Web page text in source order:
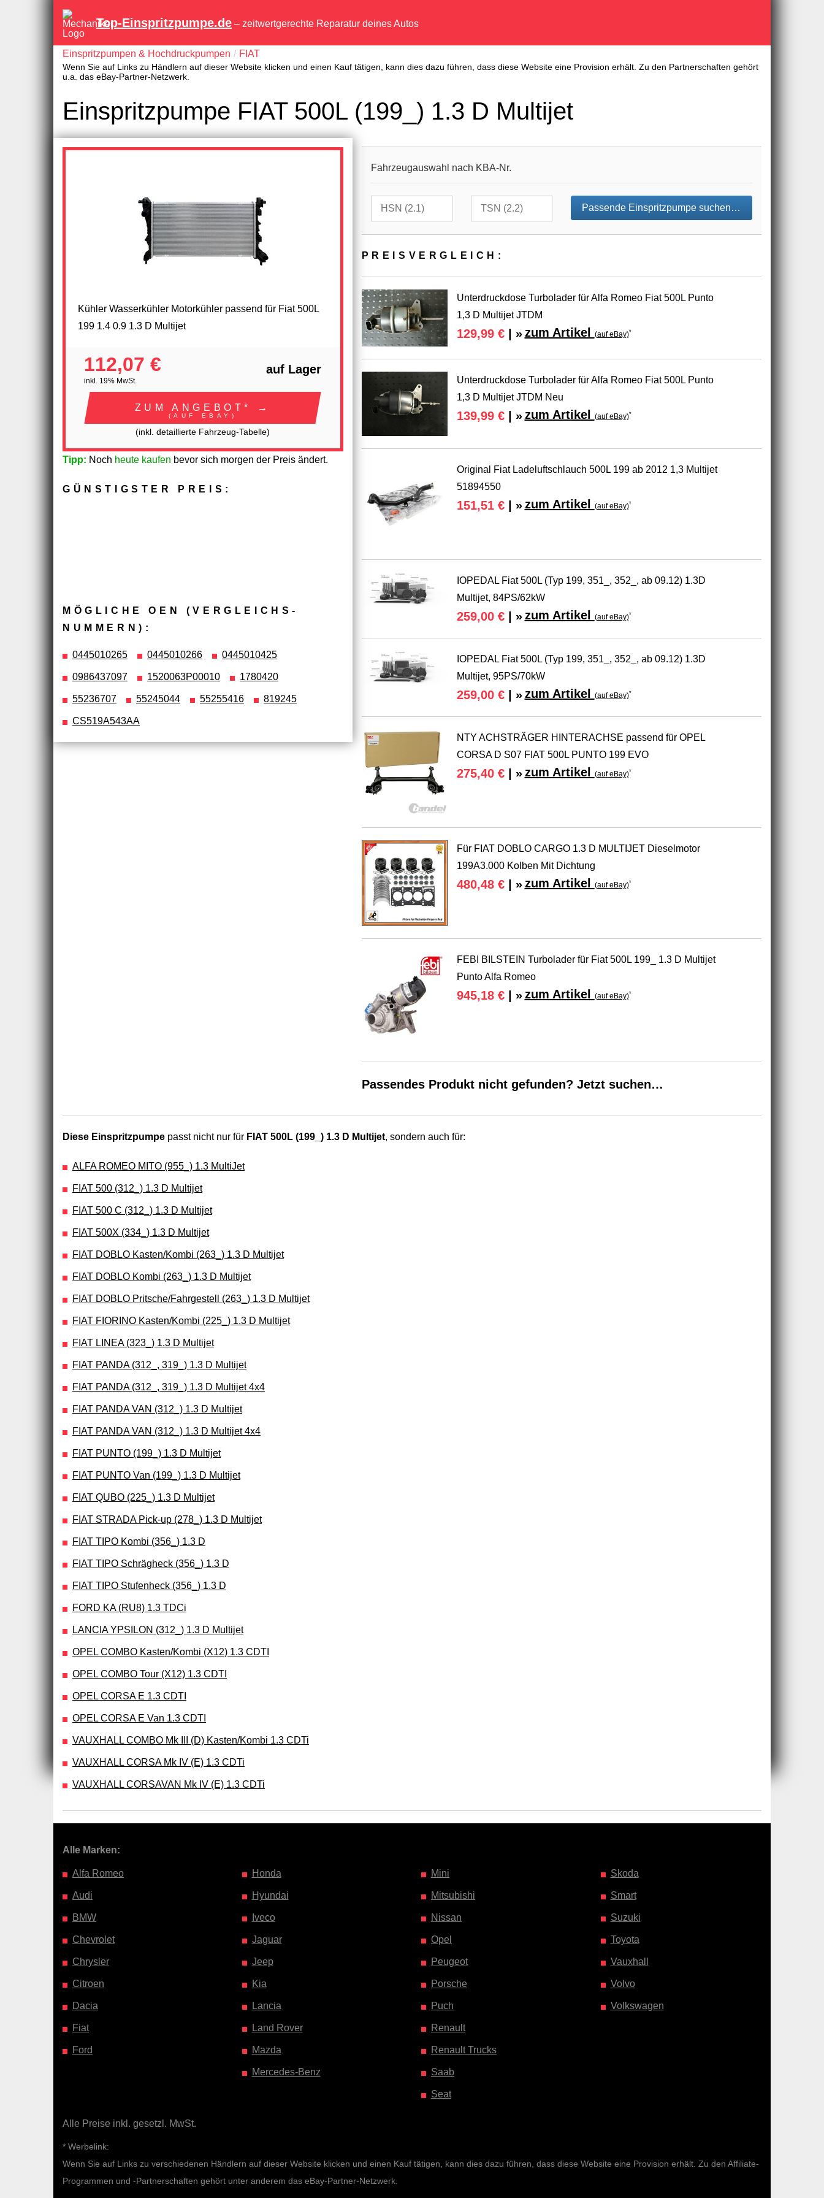
Top-Einspritzpumpe.de – zeitwertgerechte Reparatur deines Autos
Einspritzpumpen & Hochdruckpumpen FIAT
Wenn Sie auf Links zu Händlern auf dieser Website klicken und einen Kauf tätigen, kann dies dazu führen, dass diese Website eine Provision erhält. Zu den Partnerschaften gehört
u.a. das eBay-Partner-Netzwerk.
Einspritzpumpe FIAT 500L (199_) 1.3 D Multijet
Kühler Wasserkühler Motorkühler passend für Fiat 500L
199 1.4 0.9 1.3 D Multijet
112,07 €
inkl. 19% MwSt.
auf Lager
ZUM ANGEBOT* →
(AUF EBAY)
(inkl. detaillierte Fahrzeug-Tabelle)
Tipp: Noch heute kaufen bevor sich morgen der Preis ändert.
GÜNSTIGSTER PREIS:
MÖGLICHE OEN (VERGLEICHS­
NUMMERN):
0445010265 0445010266 0445010425
0986437097 1520063P00010 1780420
55236707 55245044 55255416 819245
CS519A543AA
Fahrzeugauswahl nach KBA-Nr.
Passende Einspritzpumpe suchen…
PREIS­VER­GLEICH:
Unterdruckdose Turbolader für Alfa Romeo Fiat 500L Punto
1,3 D Multijet JTDM
129,99 €| » zum Artikel (auf eBay)*
Unterdruckdose Turbolader für Alfa Romeo Fiat 500L Punto
1,3 D Multijet JTDM Neu
139,99 €| » zum Artikel (auf eBay)*
Original Fiat Ladeluftschlauch 500L 199 ab 2012 1,3 Multijet
51894550
151,51 €| » zum Artikel (auf eBay)*
IOPEDAL Fiat 500L (Typ 199, 351_, 352_, ab 09.12) 1.3D
Multijet, 84PS/62kW
259,00 €| » zum Artikel (auf eBay)*
IOPEDAL Fiat 500L (Typ 199, 351_, 352_, ab 09.12) 1.3D
Multijet, 95PS/70kW
259,00 €| » zum Artikel (auf eBay)*
NTY ACHSTRÄGER HINTERACHSE passend für OPEL
CORSA D S07 FIAT 500L PUNTO 199 EVO
275,40 €| » zum Artikel (auf eBay)*
Für FIAT DOBLO CARGO 1.3 D MULTIJET Dieselmotor
199A3.000 Kolben Mit Dichtung
480,48 €| » zum Artikel (auf eBay)*
FEBI BILSTEIN Turbolader für Fiat 500L 199_ 1.3 D Multijet
Punto Alfa Romeo
945,18 €| » zum Artikel (auf eBay)*
Passendes Produkt nicht gefunden? Jetzt suchen…
Diese Einspritzpumpe passt nicht nur für FIAT 500L (199_) 1.3 D Multijet, sondern auch für:
ALFA ROMEO MITO (955_) 1.3 MultiJet
FIAT 500 (312_) 1.3 D Multijet
FIAT 500 C (312_) 1.3 D Multijet
FIAT 500X (334_) 1.3 D Multijet
FIAT DOBLO Kasten/Kombi (263_) 1.3 D Multijet
FIAT DOBLO Kombi (263_) 1.3 D Multijet
FIAT DOBLO Pritsche/Fahrgestell (263_) 1.3 D Multijet
FIAT FIORINO Kasten/Kombi (225_) 1.3 D Multijet
FIAT LINEA (323_) 1.3 D Multijet
FIAT PANDA (312_, 319_) 1.3 D Multijet
FIAT PANDA (312_, 319_) 1.3 D Multijet 4x4
FIAT PANDA VAN (312_) 1.3 D Multijet
FIAT PANDA VAN (312_) 1.3 D Multijet 4x4
FIAT PUNTO (199_) 1.3 D Multijet
FIAT PUNTO Van (199_) 1.3 D Multijet
FIAT QUBO (225_) 1.3 D Multijet
FIAT STRADA Pick-up (278_) 1.3 D Multijet
FIAT TIPO Kombi (356_) 1.3 D
FIAT TIPO Schrägheck (356_) 1.3 D
FIAT TIPO Stufenheck (356_) 1.3 D
FORD KA (RU8) 1.3 TDCi
LANCIA YPSILON (312_) 1.3 D Multijet
OPEL COMBO Kasten/Kombi (X12) 1.3 CDTI
OPEL COMBO Tour (X12) 1.3 CDTI
OPEL CORSA E 1.3 CDTI
OPEL CORSA E Van 1.3 CDTI
VAUXHALL COMBO Mk III (D) Kasten/Kombi 1.3 CDTi
VAUXHALL CORSA Mk IV (E) 1.3 CDTi
VAUXHALL CORSAVAN Mk IV (E) 1.3 CDTi
Alle Marken:
Alfa Romeo
Audi
BMW
Chevrolet
Chrysler
Citroen
Dacia
Fiat
Ford
Honda
Hyundai
Iveco
Jaguar
Jeep
Kia
Lancia
Land Rover
Mazda
Mercedes-Benz
Mini
Mitsubishi
Nissan
Opel
Peugeot
Porsche
Puch
Renault
Renault Trucks
Saab
Seat
Skoda
Smart
Suzuki
Toyota
Vauxhall
Volvo
Volkswagen
Alle Preise inkl. gesetzl. MwSt.
* Werbelink:
Wenn Sie auf Links zu verschiedenen Händlern auf dieser Website klicken und einen Kauf tätigen, kann dies dazu führen, dass diese Website eine Provision erhält. Zu den Affiliate-
Programmen und -Partnerschaften gehört unter anderem das eBay-Partner-Netzwerk.